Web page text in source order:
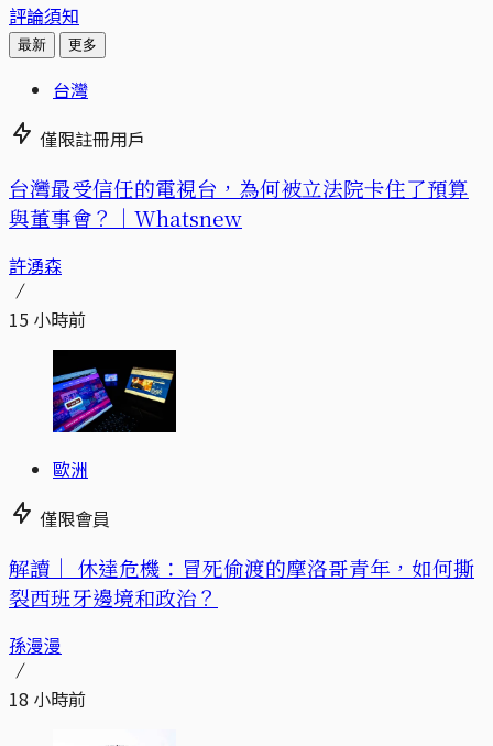
評論須知
最新 更多
台灣
僅限註冊用戶
台灣最受信任的電視台，為何被立法院卡住了預算
與董事會？｜Whatsnew
許湧森
15 小時前
歐洲
僅限會員
解讀｜ 休達危機：冒死偷渡的摩洛哥青年，如何撕
裂西班牙邊境和政治？
孫漫漫
18 小時前